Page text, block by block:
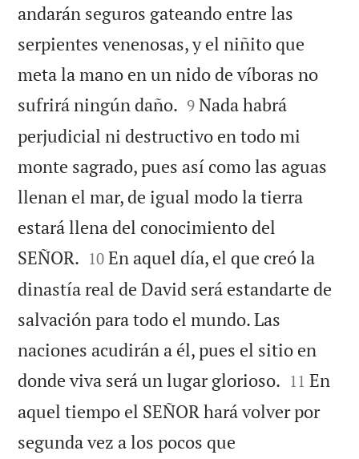
andarán seguros gateando entre las
serpientes venenosas, y el niñito que
meta la mano en un nido de víboras no
sufrirá ningún daño. 

9 Nada habrá
perjudicial ni destructivo en todo mi
monte sagrado, pues así como las aguas
llenan el mar, de igual modo la tierra
estará llena del conocimiento del
SEÑOR. 

10 En aquel día, el que creó la
dinastía real de David será estandarte de
salvación para todo el mundo. Las
naciones acudirán a él, pues el sitio en
donde viva será un lugar glorioso. 

11 En
aquel tiempo el SEÑOR hará volver por
segunda vez a los pocos que